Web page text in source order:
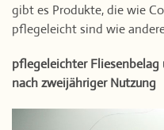
gibt es Produkte, die wie
pflegeleicht sind wie
pflegeleichter
nach zweijähriger Nutzung